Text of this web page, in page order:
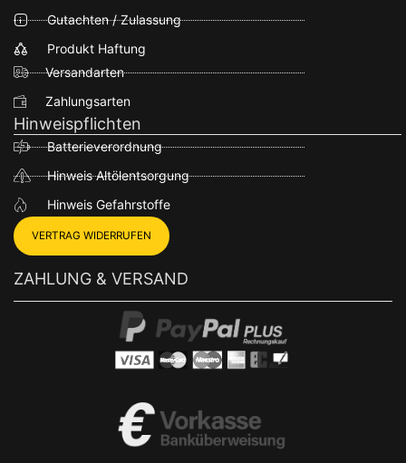
Gutachten / Zulassung
Produkt Haftung
Versandarten
Zahlungsarten
Hinweispflichten
Batterieverordnung
Hinweis Altölentsorgung
Hinweis Gefahrstoffe
VERTRAG WIDERRUFEN
ZAHLUNG & VERSAND